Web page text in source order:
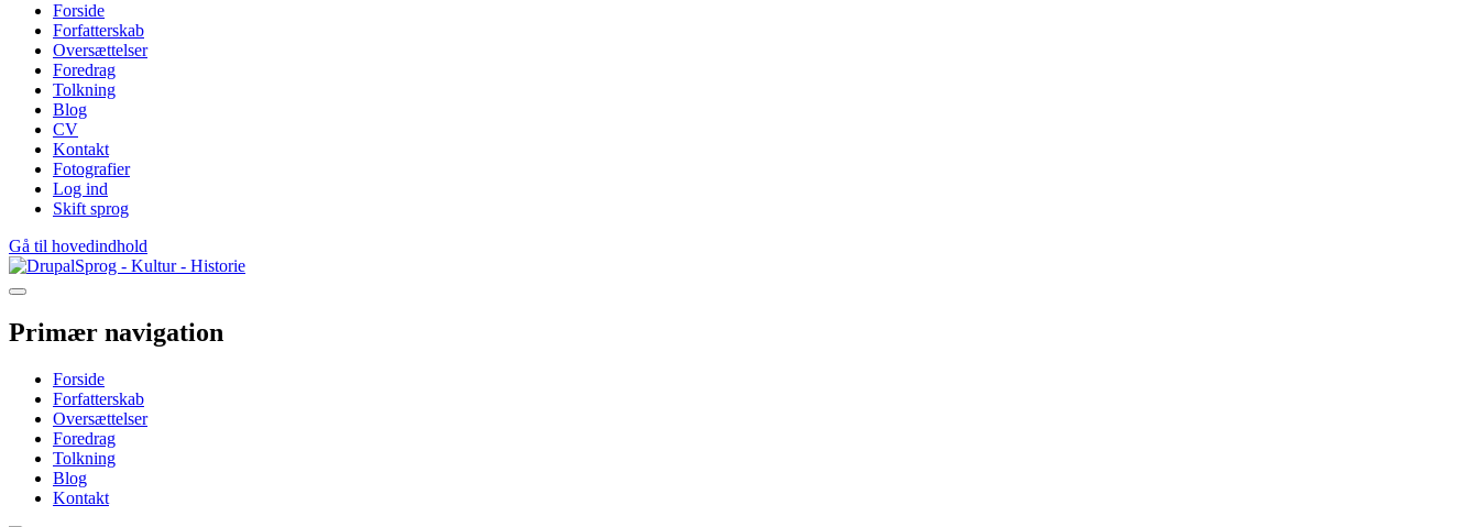
Forside
Forfatterskab
Oversættelser
Foredrag
Tolkning
Blog
CV
Kontakt
Fotografier
Log ind
Skift sprog
Gå til hovedindhold
Sprog - Kultur - Historie
Primær navigation
Forside
Forfatterskab
Oversættelser
Foredrag
Tolkning
Blog
Kontakt